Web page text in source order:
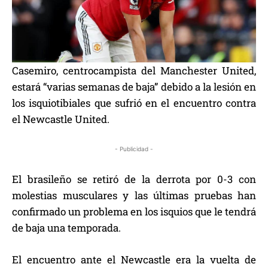
Casemiro, centrocampista del Manchester United,
estará “varias semanas de baja” debido a la lesión en
los isquiotibiales que sufrió en el encuentro contra
el Newcastle United.
- Publicidad -
El brasileño se retiró de la derrota por 0-3 con
molestias musculares y las últimas pruebas han
confirmado un problema en los isquios que le tendrá
de baja una temporada.
El encuentro ante el Newcastle era la vuelta de